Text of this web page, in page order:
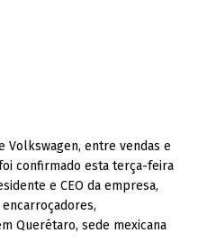
Volkswagen, entre vendas e
confirmado esta terça-feira
e CEO da empresa,
Querétaro, sede mexicana